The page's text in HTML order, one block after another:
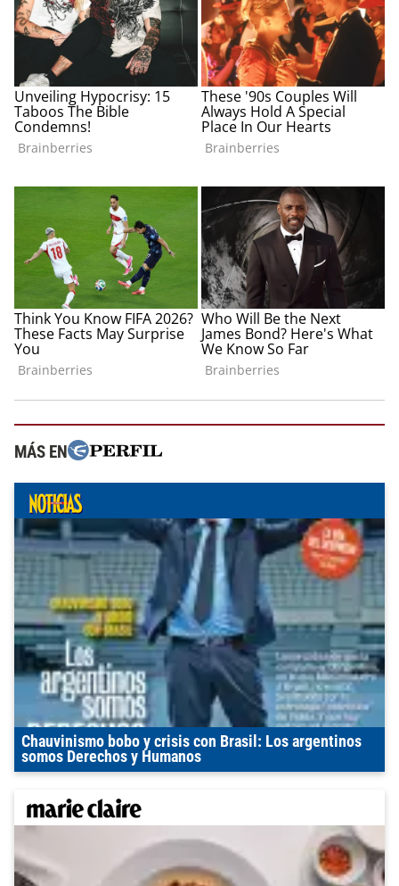
MÁS EN
Chauvinismo bobo y crisis con Brasil: Los argentinos
somos Derechos y Humanos